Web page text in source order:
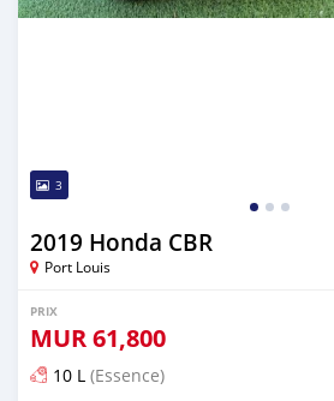
3
2019 Honda CBR
Port Louis
PRIX
MUR61,800
10 L (Essence)